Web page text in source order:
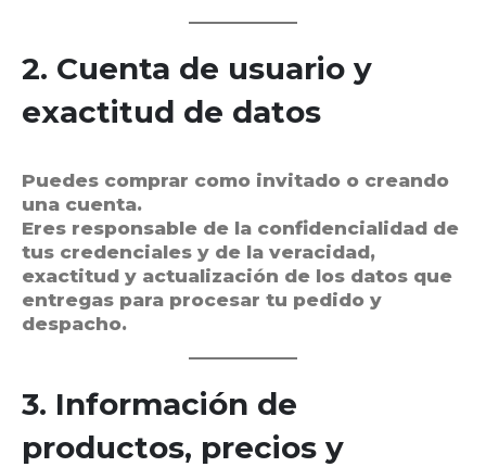
2. Cuenta de usuario y
exactitud de datos
Puedes comprar como invitado o creando
una cuenta.
Eres responsable de la confidencialidad de
tus credenciales y de la veracidad,
exactitud y actualización de los datos que
entregas para procesar tu pedido y
despacho.
3. Información de
productos, precios y